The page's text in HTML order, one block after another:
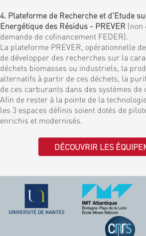
4. Plateforme de Recherche et d'Etude
Energétique des Résidus - PREVER (non
demande de cofinancement FEDER).
La plateforme PREVER, opérationnelle
de développer des recherches sur la
déchets biomasses ou industriels, la
alternatifs à partir de ces déchets, la
de ces carburants dans des systèmes de
Afin de rester à la pointe de la
les 3 espaces définis soient dotés de
enrichis et modernisés.
DÉCOUVRIR LES